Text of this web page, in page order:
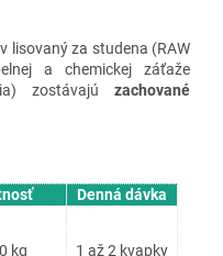
lisovaný za studena (RAW
a chemickej záťaže
zostávajú
zachované
Denná dávka
kg
1 až 2 kvapky